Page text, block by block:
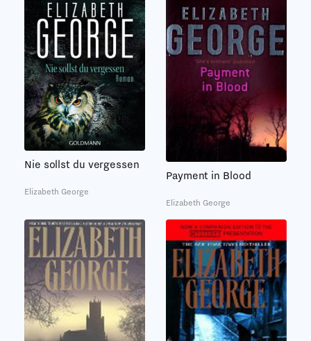
Nie sollst du vergessen
Elizabeth George
Payment in Blood
Elizabeth George